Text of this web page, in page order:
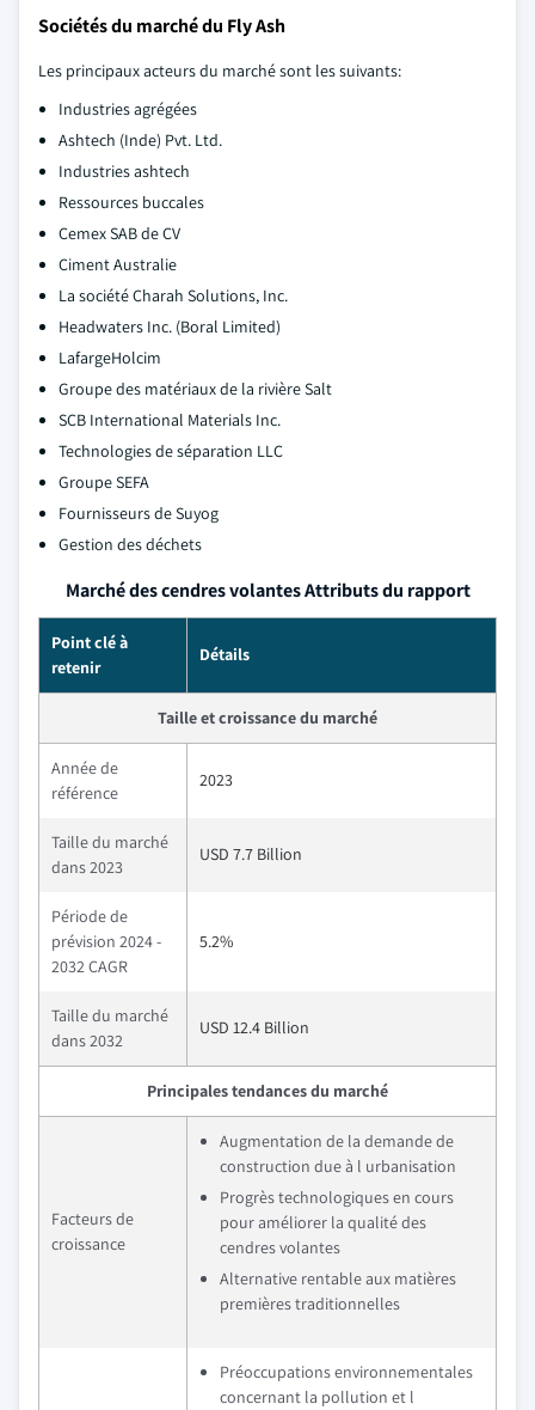
Sociétés du marché du Fly Ash
Les principaux acteurs du marché sont les suivants:
Industries agrégées
Ashtech (Inde) Pvt. Ltd.
Industries ashtech
Ressources buccales
Cemex SAB de CV
Ciment Australie
La société Charah Solutions, Inc.
Headwaters Inc. (Boral Limited)
LafargeHolcim
Groupe des matériaux de la rivière Salt
SCB International Materials Inc.
Technologies de séparation LLC
Groupe SEFA
Fournisseurs de Suyog
Gestion des déchets
Marché des cendres volantes Attributs du rapport
Point clé à
retenir
Détails
Taille et croissance du marché
Année de
référence
2023
Taille du marché
dans 2023
USD 7.7 Billion
Période de
prévision 2024 -
2032 CAGR
5.2%
Taille du marché
dans 2032
USD 12.4 Billion
Principales tendances du marché
Facteurs de
croissance
Augmentation de la demande de
construction due à l urbanisation
Progrès technologiques en cours
pour améliorer la qualité des
cendres volantes
Alternative rentable aux matières
premières traditionnelles
Préoccupations environnementales
concernant la pollution et l